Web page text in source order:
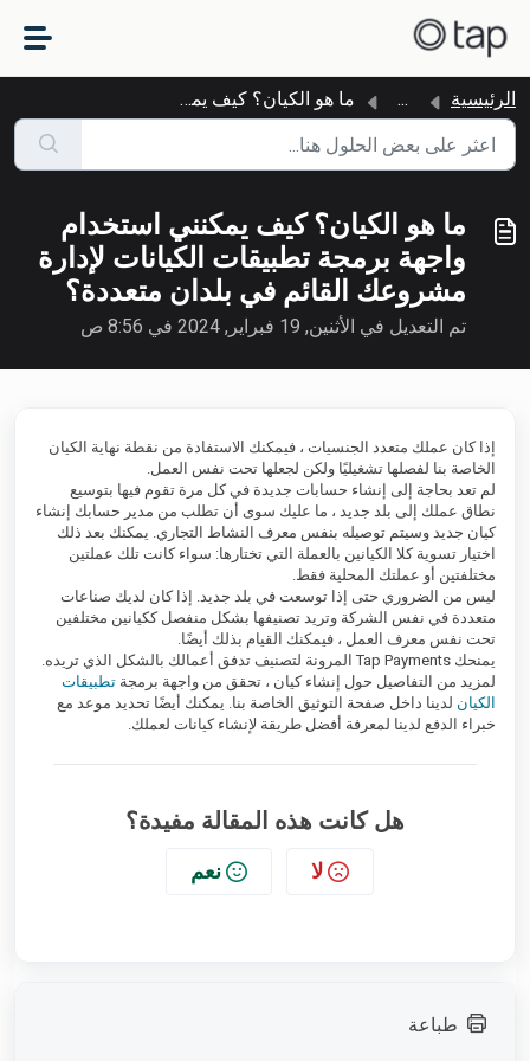
الرئيسية ... ما هو الكيان؟ كيف يمكنني استخدام واجهة برمجة تطبيقات الكي...
ما هو الكيان؟ كيف يمكنني استخدام
واجهة برمجة تطبيقات الكيانات لإدارة
مشروعك القائم في بلدان متعددة؟
تم التعديل في الأثنين, 19 فبراير, 2024 في 8:56 ص
إذا كان عملك متعدد الجنسيات ، فيمكنك الاستفادة من نقطة نهاية الكيان
الخاصة بنا لفصلها تشغيليًا ولكن لجعلها تحت نفس العمل.
لم تعد بحاجة إلى إنشاء حسابات جديدة في كل مرة تقوم فيها بتوسيع
نطاق عملك إلى بلد جديد ، ما عليك سوى أن تطلب من مدير حسابك إنشاء
كيان جديد وسيتم توصيله بنفس معرف النشاط التجاري. يمكنك بعد ذلك
اختيار تسوية كلا الكيانين بالعملة التي تختارها: سواء كانت تلك عملتين
مختلفتين أو عملتك المحلية فقط.
ليس من الضروري حتى إذا توسعت في بلد جديد. إذا كان لديك صناعات
متعددة في نفس الشركة وتريد تصنيفها بشكل منفصل ككيانين مختلفين
تحت نفس معرف العمل ، فيمكنك القيام بذلك أيضًا.
يمنحك Tap Payments المرونة لتصنيف تدفق أعمالك بالشكل الذي تريده.
لمزيد من التفاصيل حول إنشاء كيان ، تحقق من واجهة برمجة تطبيقات
الكيان لدينا داخل صفحة التوثيق الخاصة بنا. يمكنك أيضًا تحديد موعد مع
خبراء الدفع لدينا لمعرفة أفضل طريقة لإنشاء كيانات لعملك.
هل كانت هذه المقالة مفيدة؟
لا نعم
طباعة